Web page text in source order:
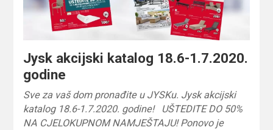
Jysk akcijski katalog 18.6-1.7.2020.
godine
Sve za vaš dom pronađite u JYSKu. Jysk akcijski
katalog 18.6-1.7.2020. godine! UŠTEDITE DO 50%
NA CJELOKUPNOM NAMJEŠTAJU! Ponovo je